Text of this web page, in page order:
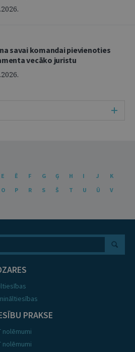
savai komandai pievienoties
vecāko juristu
E Ē F G Ģ H I J
K
O P R S Š T U Ū
V
PRAKSE
nolēmumi
nolēmumi